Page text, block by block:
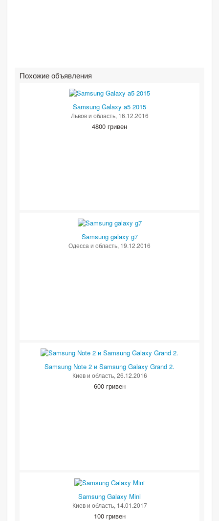
Похожие объявления
Samsung Galaxy a5 2015
Львов и область, 16.12.2016
4800 гривен
Samsung galaxy g7
Одесса и область, 19.12.2016
Samsung Note 2 и Samsung Galaxy Grand 2.
Киев и область, 26.12.2016
600 гривен
Samsung Galaxy Mini
Киев и область, 14.01.2017
100 гривен